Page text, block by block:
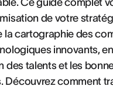
Ce guide complet
de votre
la cartographie des
innovants,
des talents et les
Découvrez comment